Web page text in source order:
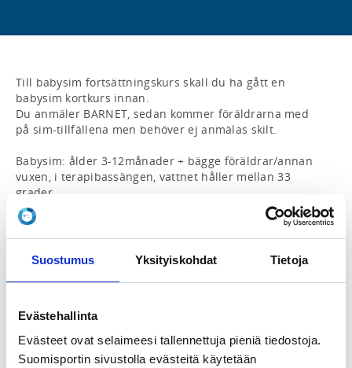
Suostumus Yksityiskohdat Tietoja
Evästehallinta
Evästeet ovat selaimeesi tallennettuja pieniä tiedostoja.
Suomisportin sivustolla evästeitä käytetään
Till babysim fortsättningskurs skall du ha gått en
babysim kortkurs innan.
Du anmäler BARNET, sedan kommer föräldrarna med
på sim-tillfällena men behöver ej anmälas skilt.
Babysim: ålder 3-12månader + bägge föräldrar/annan
vuxen, i terapibassängen, vattnet håller mellan 33
grader.
Ålands Simförening simmar enligt Svenska Simlinjens
utvecklingsstadium. Babysim hör till
utvecklingsstadium 1 Svenska Simlinjen- Vattenvana
allra yngsta barnen och deras föräldrar. Fysisk aktivitet
är nödvändigt för en hälsosam utveckling av barn och
påverkar bland annat kognitiv förmåga, koordination,